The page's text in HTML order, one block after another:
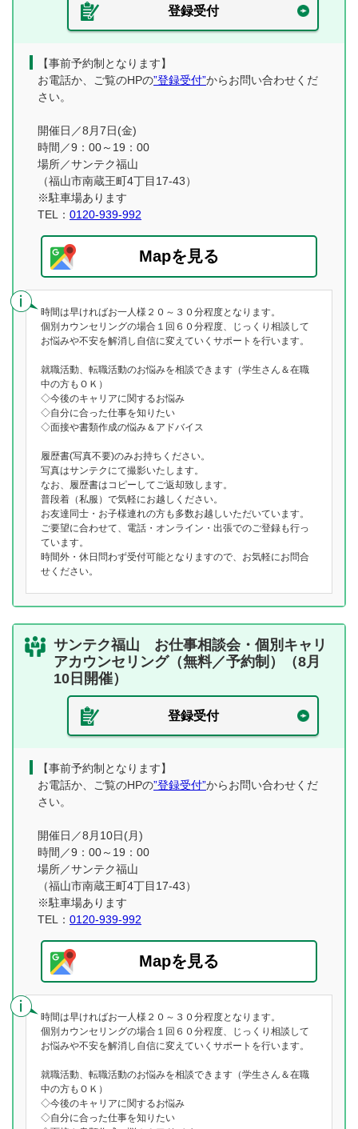
登録受付
【事前予約制となります】
お電話か、ご覧のHPの”登録受付”からお問い合わせくだ
さい。
開催日／8月7日(金)
時間／9：00～19：00
場所／サンテク福山
（福山市南蔵王町4丁目17-43）
※駐車場あります
TEL： 0120-939-992
Mapを見る
時間は早ければお一人様２０～３０分程度となります。
個別カウンセリングの場合１回６０分程度、じっくり相談して
お悩みや不安を解消し自信に変えていくサポートを行います。
就職活動、転職活動のお悩みを相談できます（学生さん＆在職
中の方もＯＫ）
◇今後のキャリアに関するお悩み
◇自分に合った仕事を知りたい
◇面接や書類作成の悩み＆アドバイス
履歴書(写真不要)のみお持ちください。
写真はサンテクにて撮影いたします。
なお、履歴書はコピーしてご返却致します。
普段着（私服）で気軽にお越しください。
お友達同士・お子様連れの方も多数お越しいただいています。
ご要望に合わせて、電話・オンライン・出張でのご登録も行っ
ています。
時間外・休日問わず受付可能となりますので、お気軽にお問合
せください。
サンテク福山 お仕事相談会・個別キャリ
アカウンセリング（無料／予約制）（8月
10日開催）
登録受付
【事前予約制となります】
お電話か、ご覧のHPの”登録受付”からお問い合わせくだ
さい。
開催日／8月10日(月)
時間／9：00～19：00
場所／サンテク福山
（福山市南蔵王町4丁目17-43）
※駐車場あります
TEL： 0120-939-992
Mapを見る
時間は早ければお一人様２０～３０分程度となります。
個別カウンセリングの場合１回６０分程度、じっくり相談して
お悩みや不安を解消し自信に変えていくサポートを行います。
就職活動、転職活動のお悩みを相談できます（学生さん＆在職
中の方もＯＫ）
◇今後のキャリアに関するお悩み
◇自分に合った仕事を知りたい